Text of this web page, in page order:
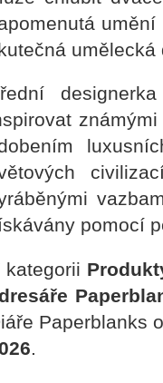
pomocí
kategorii
Paperblanks